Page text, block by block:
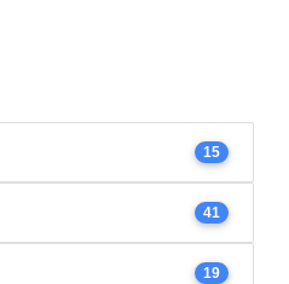
15
41
19